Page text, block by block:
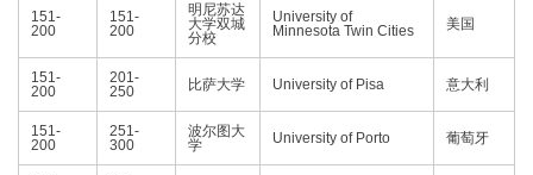
151-
200
151-
200
明尼苏达
大学双城
分校
University of
Minnesota Twin Cities
美国
151-
200
201-
250
比萨大学 University of Pisa 意大利
151-
200
251-
300
波尔图大
学
University of Porto 葡萄牙